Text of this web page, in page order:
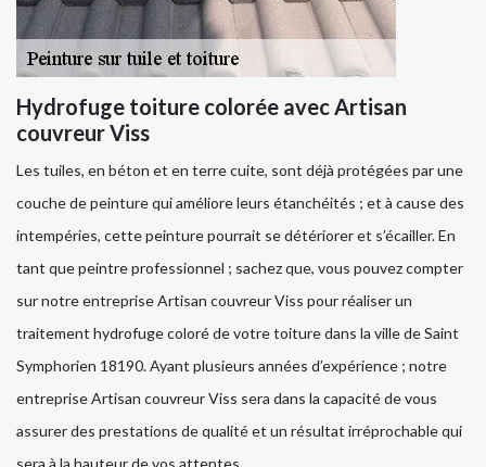
Hydrofuge toiture colorée avec Artisan
couvreur Viss
Les tuiles, en béton et en terre cuite, sont déjà protégées par une
couche de peinture qui améliore leurs étanchéités ; et à cause des
intempéries, cette peinture pourrait se détériorer et s’écailler. En
tant que peintre professionnel ; sachez que, vous pouvez compter
sur notre entreprise Artisan couvreur Viss pour réaliser un
traitement hydrofuge coloré de votre toiture dans la ville de Saint
Symphorien 18190. Ayant plusieurs années d’expérience ; notre
entreprise Artisan couvreur Viss sera dans la capacité de vous
assurer des prestations de qualité et un résultat irréprochable qui